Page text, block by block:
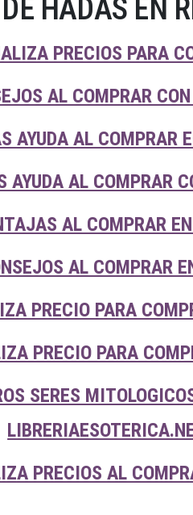
HADAS EN
PRECIOS PARA
AL COMPRAR
AYUDA AL COMPRAR
AYUDA AL COMPRAR
AL COMPRAR
AL COMPRAR
PRECIO PARA
PRECIO PARA
SERES
PRECIOS AL